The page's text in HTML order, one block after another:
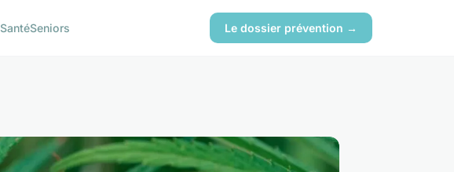
SantéSeniors Le dossier prévention →